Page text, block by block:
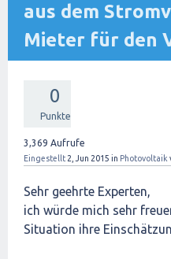
aus dem
Mieter für den
0
Punkte
3,369 Aufrufe
Eingestellt 2, Jun 2015 in Photovoltaik
Sehr geehrte Experten,
ich würde mich sehr
Situation ihre